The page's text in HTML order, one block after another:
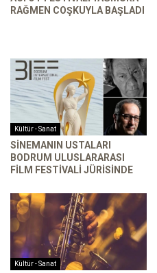
RAĞMEN COŞKUYLA BAŞLADI
Kültür - Sanat
SINEMANIN USTALARI
BODRUM ULUSLARARASI
FILM FESTIVALI JÜRISINDE
Kültür - Sanat